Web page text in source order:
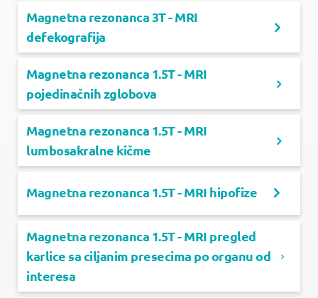
Magnetna rezonanca 3T - MRI
defekografija
Magnetna rezonanca 1.5T - MRI
pojedinačnih zglobova
Magnetna rezonanca 1.5T - MRI
lumbosakralne kičme
Magnetna rezonanca 1.5T - MRI hipofize
Magnetna rezonanca 1.5T - MRI pregled
karlice sa ciljanim presecima po organu od
interesa